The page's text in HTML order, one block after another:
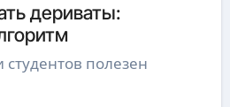
дериваты:
полезен